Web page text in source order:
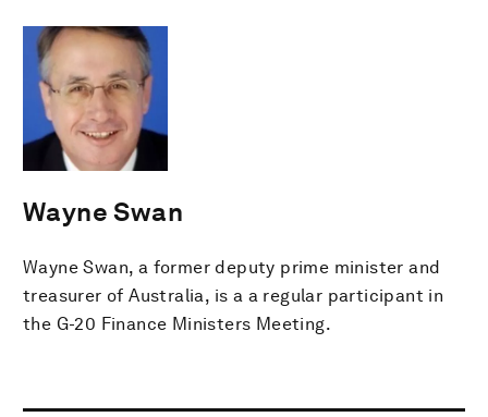
Wayne Swan
Wayne Swan, a former deputy prime minister and
treasurer of Australia, is a a regular participant in
the G-20 Finance Ministers Meeting.